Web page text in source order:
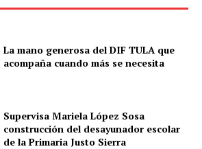
La mano generosa del DIF TULA que
acompaña cuando más se necesita
Supervisa Mariela López Sosa
construcción del desayunador escolar
de la Primaria Justo Sierra